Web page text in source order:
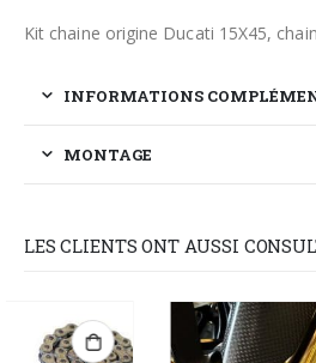
Kit chaine origine Ducati 15X45,
INFORMATIONS
MONTAGE
LES CLIENTS ONT AUSSI